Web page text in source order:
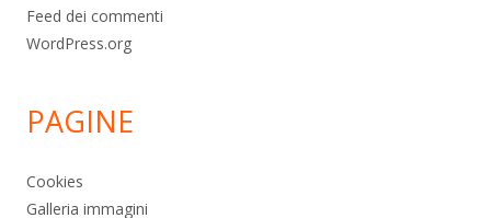
Feed dei commenti
WordPress.org
PAGINE
Cookies
Galleria immagini